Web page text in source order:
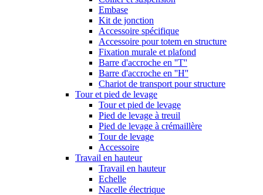
Embase
Kit de jonction
Accessoire spécifique
Accessoire pour totem en structure
Fixation murale et plafond
Barre d'accroche en ''T''
Barre d'accroche en ''H''
Chariot de transport pour structure
Tour et pied de levage
Tour et pied de levage
Pied de levage à treuil
Pied de levage à crémaillère
Tour de levage
Accessoire
Travail en hauteur
Travail en hauteur
Echelle
Nacelle électrique